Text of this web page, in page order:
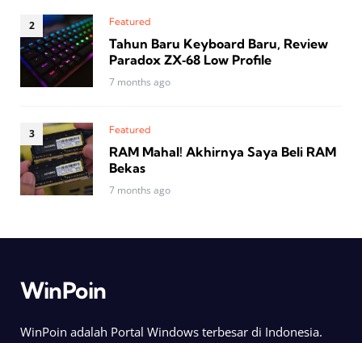
Featured
Tahun Baru Keyboard Baru, Review
Paradox ZX‑68 Low Profile
7 months ago
Featured
RAM Mahal! Akhirnya Saya Beli RAM
Bekas
7 months ago
WinPoin
WinPoin adalah Portal Windows terbesar di Indonesia.